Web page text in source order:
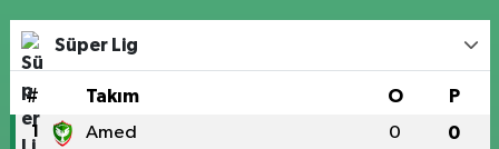
Süper Lig
# Takım O P
1 Amed 0 0